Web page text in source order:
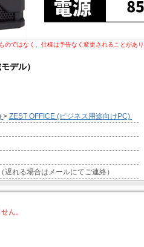
のではなく、仕様は予告なく変更されることがあ
デル）
> ZEST OFFICE (ビジネス用途向けPC)
遅れる場合はメールにてご連絡）
ん。